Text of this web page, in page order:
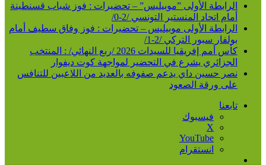
الرابطة الأولى ”موبيليس” – تحضيرات : فوز شباب قسنطينة
أمام اتحاد المنستير التونسي /2-0/
الرابطة الأولى موبيليس – تحضيرات : فوز وفاق سطيف أمام
بولفار سبور التركي /2-1/
كأس أمم إفريقيا للسيدات 2026 /ربع النهائي/ : المنتخب
الجزائري يشرع في التحضير لمواجهة كوت ديفوار
نصر حسين داي يدعم صفوفه بالعديد من اللاعبين للتنافس
على ورقة الصعود
تابعنا
فيسبوك
‫X
‫YouTube
انستقرام